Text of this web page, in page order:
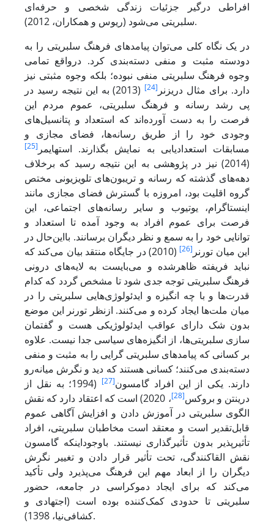
افراطی درگیر جزئیات زندگی شخصی و حرفه‌ای
سلبریتی می‌شود (ریوس و همکاران، 2012).
در یک نگاه کلی می‌توان پیامدهای فرهنگ سلبریتی را به
دودسته مثبت و منفی دسته‌بندی کرد. درواقع تمامی
وجوه فرهنگ سلبریتی منفی نبوده؛ بلکه وجوه مثبتی نیز
دارد. برای مثال دریزنر [24]
(2013) به این نتیجه رسید در
پی رشد رسانه و فرهنگ سلبریتی، عموم مردم این
فرصت را به دست آورده‌اند که استعداد و پتانسیل‌های
وجودی خود را از طریق رسانه‌ها، فضای مجازی و
مسابقات استعدادیابی به نمایش بگذارند. استهایمر [25]
(2014) نیز در پژوهشی به این نتیجه رسید که برخلاف
دهه‌های گذشته که رسانه و تریبون‌های تلویزیونی مختص
گروه اقلیت بود، امروزه با گسترش فضای مجازی مانند
اینستاگرام، یوتیوب و سایر رسانه‌های اجتماعی، این
فرصت برای عموم افراد به وجود آمده تا استعداد و
توانایی خود را به سمع و نظر دیگران برسانند. بااین‌حال در
این میان تورنر [26]
(2010) در جایگاه منتقد بیان می‌کند که
نباید فریفته ظاهرشده و می‌بایست به لایه‌های درونی
فرهنگ سلبریتی توجه جدی شود تا مشخص گردد که کدام
قدرت‌ها و با چه انگیزه و ایدئولوژی‌هایی سلبریتی را در
میان ملت‌ها ایجاد کرده و می‌کنند. ازنظر تورنر این موضع
بدون شک دارای عواقب ایدئولوژیکی هست و گفتمان
سازی سلبریتی‌ها، از انگیزه‌های سیاسی جدا نیست. علاوه
بر کسانی که پیامدهای سلبریتی گرایی را به مثبت و منفی
دسته‌بندی می‌کنند؛ کسانی هستند که دید و نگرش میانه‌رو
دارند. یکی از این افراد گامسون[27]
(1994؛ به نقل از
درینتن و بروکس[28]
، 2020) است که اعتقاد دارد که نقش
الگوی سلبریتی در آموزش دادن و افزایش آگاهی عموم
قابل‌تقدیر است و معتقد است مخاطبان سلبریتی، افراد
تأثیرپذیر بدون تأثیرگذاری نیستند. باوجوداینکه گامسون
نقش القاکنندگی، تحت تأثیر قرار دادن و تغییر نگرش
دیگران را از ابعاد مهم این فرهنگ می‌پذیرد ولی تأکید
می‌کند که برای ایجاد دموکراسی در جامعه، حضور
سلبریتی تا حدودی کمک‌کننده بوده است (اجتهادی و
کشافی‌نیا، 1398).